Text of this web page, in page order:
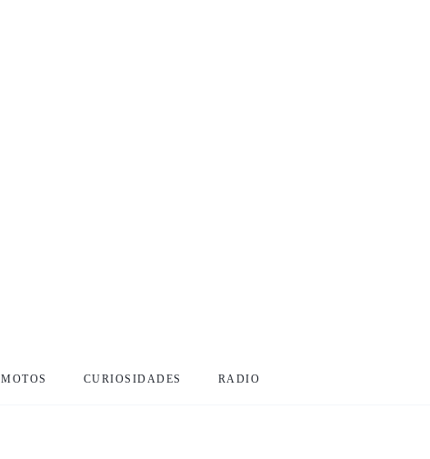
MOTOS CURIOSIDADES RADIO